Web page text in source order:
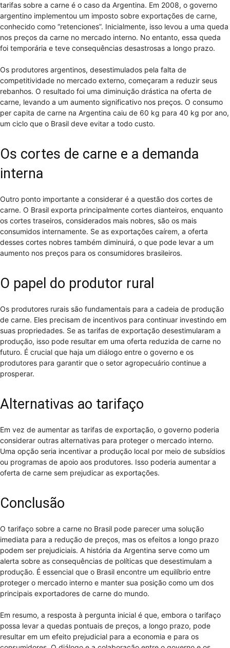
tarifas sobre a carne é o caso da Argentina. Em 2008, o governo
argentino implementou um imposto sobre exportações de carne,
conhecido como “retenciones”. Inicialmente, isso levou a uma queda
nos preços da carne no mercado interno. No entanto, essa queda
foi temporária e teve consequências desastrosas a longo prazo.
Os produtores argentinos, desestimulados pela falta de
competitividade no mercado externo, começaram a reduzir seus
rebanhos. O resultado foi uma diminuição drástica na oferta de
carne, levando a um aumento significativo nos preços. O consumo
per capita de carne na Argentina caiu de 60 kg para 40 kg por ano,
um ciclo que o Brasil deve evitar a todo custo.
Os cortes de carne e a demanda
interna
Outro ponto importante a considerar é a questão dos cortes de
carne. O Brasil exporta principalmente cortes dianteiros, enquanto
os cortes traseiros, considerados mais nobres, são os mais
consumidos internamente. Se as exportações caírem, a oferta
desses cortes nobres também diminuirá, o que pode levar a um
aumento nos preços para os consumidores brasileiros.
O papel do produtor rural
Os produtores rurais são fundamentais para a cadeia de produção
de carne. Eles precisam de incentivos para continuar investindo em
suas propriedades. Se as tarifas de exportação desestimularam a
produção, isso pode resultar em uma oferta reduzida de carne no
futuro. É crucial que haja um diálogo entre o governo e os
produtores para garantir que o setor agropecuário continue a
prosperar.
Alternativas ao tarifaço
Em vez de aumentar as tarifas de exportação, o governo poderia
considerar outras alternativas para proteger o mercado interno.
Uma opção seria incentivar a produção local por meio de subsídios
ou programas de apoio aos produtores. Isso poderia aumentar a
oferta de carne sem prejudicar as exportações.
Conclusão
O tarifaço sobre a carne no Brasil pode parecer uma solução
imediata para a redução de preços, mas os efeitos a longo prazo
podem ser prejudiciais. A história da Argentina serve como um
alerta sobre as consequências de políticas que desestimulam a
produção. É essencial que o Brasil encontre um equilíbrio entre
proteger o mercado interno e manter sua posição como um dos
principais exportadores de carne do mundo.
Em resumo, a resposta à pergunta inicial é que, embora o tarifaço
possa levar a quedas pontuais de preços, a longo prazo, pode
resultar em um efeito prejudicial para a economia e para os